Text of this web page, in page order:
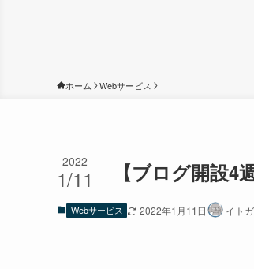
ホーム Webサービス
【ブログ開設
2022
1/11
Webサービス 2022年1月11日 イト